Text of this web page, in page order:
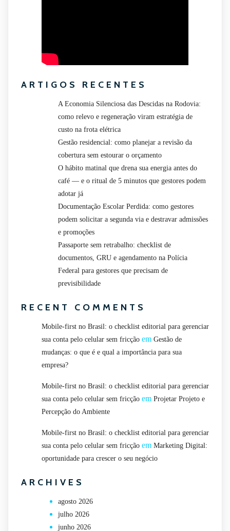
ARTIGOS RECENTES
A Economia Silenciosa das Descidas na Rodovia:
como relevo e regeneração viram estratégia de
custo na frota elétrica
Gestão residencial: como planejar a revisão da
cobertura sem estourar o orçamento
O hábito matinal que drena sua energia antes do
café — e o ritual de 5 minutos que gestores podem
adotar já
Documentação Escolar Perdida: como gestores
podem solicitar a segunda via e destravar admissões
e promoções
Passaporte sem retrabalho: checklist de
documentos, GRU e agendamento na Polícia
Federal para gestores que precisam de
previsibilidade
RECENT COMMENTS
Mobile-first no Brasil: o checklist editorial para gerenciar
sua conta pelo celular sem fricção em Gestão de
mudanças: o que é e qual a importância para sua
empresa?
Mobile-first no Brasil: o checklist editorial para gerenciar
sua conta pelo celular sem fricção em Projetar Projeto e
Percepção do Ambiente
Mobile-first no Brasil: o checklist editorial para gerenciar
sua conta pelo celular sem fricção em Marketing Digital:
oportunidade para crescer o seu negócio
ARCHIVES
agosto 2026
julho 2026
junho 2026